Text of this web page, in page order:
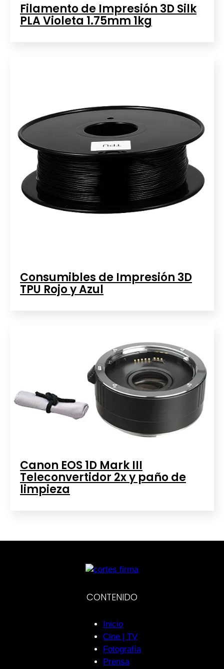
Filamento de Impresión 3D Silk
PLA Violeta 1.75mm 1kg
Consumibles de Impresión 3D
TPU Rojo y Azul
Canon EOS 1D Mark III
Teleconvertidor 2x y paño de
limpieza
CONTENIDO
Inicio
Cine | TV
Fotografía
Prensa